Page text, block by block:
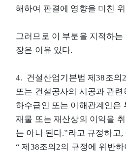
해하여 판결에 영향을 미친
그러므로 이 부분을 지적하
장은 이유 있다.
4. 건설산업기본법 제38조의
또는 건설공사의 시공과 관
하수급인 또는 이해관계인은
재물 또는 재산상의 이익을
는 아니 된다.”라고 규정하고
“ 제38조의2의 규정에 위반